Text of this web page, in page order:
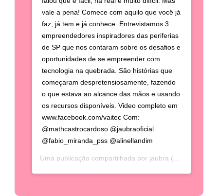
vale a pena! Comece com aquilo que você já
faz, já tem e já conhece. Entrevistamos 3
empreendedores inspiradores das periferias
de SP que nos contaram sobre os desafios e
oportunidades de se empreender com
tecnologia na quebrada. São histórias que
começaram despretensiosamente, fazendo
o que estava ao alcance das mãos e usando
os recursos disponíveis. Video completo em
www.facebook.com/vaitec Com:
@mathcastrocardoso @jaubraoficial
@fabio_miranda_pss @alinellandim